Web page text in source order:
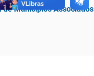
Municípios Associados